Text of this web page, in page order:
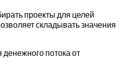
проекты для целей
складывать значения
потока от